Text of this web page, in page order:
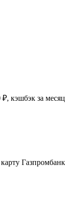
кэшбэк за месяц
Газпромбанк